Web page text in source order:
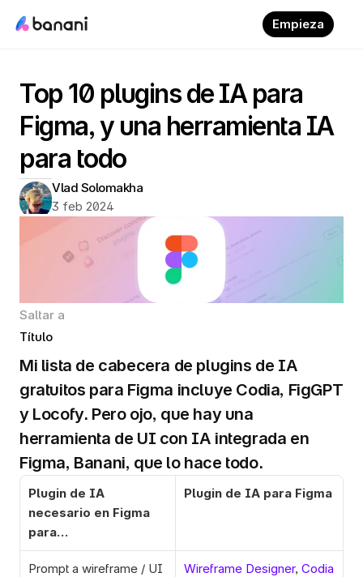
Empieza
Top 10 plugins de IA para
Figma, y una herramienta IA
para todo
Vlad Solomakha
3 feb 2024
Saltar a
Título
Mi lista de cabecera de plugins de IA
gratuitos para Figma incluye Codia, FigGPT
y Locofy. Pero ojo, que hay una
herramienta de UI con IA integrada en
Figma, Banani, que lo hace todo.
Plugin de IA
necesario en Figma
para…
Plugin de IA para Figma
Prompt a wireframe / UI Wireframe Designer, Codia